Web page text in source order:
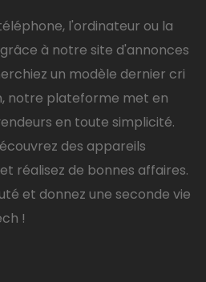
l'ordinateur ou la
à notre site d'annonces
un modèle dernier cri
notre plateforme met en
en toute simplicité.
des appareils
réalisez de bonnes affaires.
et donnez une seconde vie
!